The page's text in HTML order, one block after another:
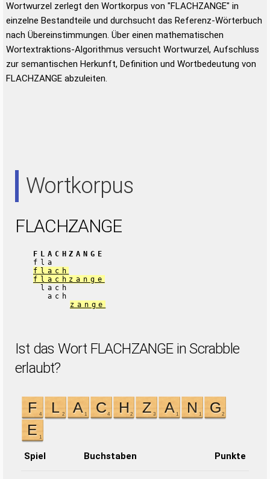
Wortwurzel zerlegt den Wortkorpus von "FLACHZANGE" in
einzelne Bestandteile und durchsucht das Referenz-Wörterbuch
nach Übereinstimmungen. Über einen mathematischen
Wortextraktions-Algorithmus versucht Wortwurzel, Aufschluss
zur semantischen Herkunft, Definition und Wortbedeutung von
FLACHZANGE abzuleiten.
Wortkorpus
FLACHZANGE
FLACHZANGE
fla
flach
flachzange
lach
ach
zange
Ist das Wort FLACHZANGE in Scrabble
erlaubt?
Spiel Buchstaben Punkte